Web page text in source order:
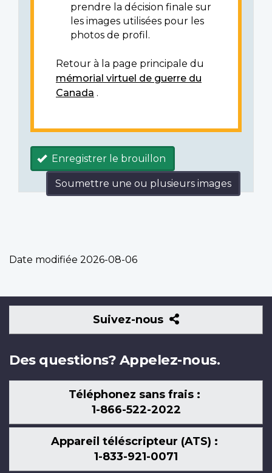
prendre la décision finale sur
les images utilisées pour les
photos de profil.
Retour à la page principale du
mémorial virtuel de guerre du
Canada .
Enregistrer le brouillon
Soumettre une ou plusieurs images
Date modifiée 2026-08-06
Suivez-nous
Suivez-
nous
Des questions? Appelez-nous.
Téléphonez sans frais :
1-866-522-2022
Appareil téléscripteur (ATS) :
1-833-921-0071